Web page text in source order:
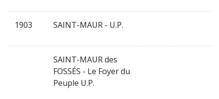
1903 SAINT-MAUR - U.P.
SAINT-MAUR des
FOSSÉS - Le Foyer du
Peuple U.P.